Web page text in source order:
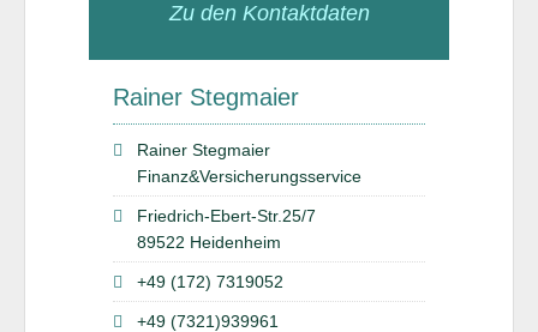
Zu den Kontaktdaten
Rainer Stegmaier
Rainer Stegmaier
Finanz&Versicherungsservice
Friedrich-Ebert-Str.25/7
89522 Heidenheim
+49 (172) 7319052
+49 (7321)939961